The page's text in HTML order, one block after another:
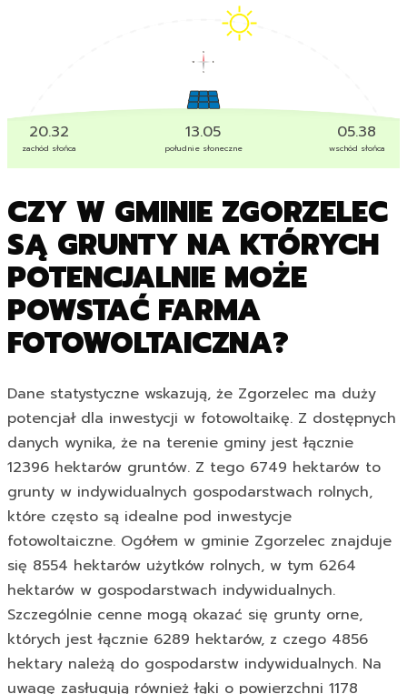
20.32
zachód słońca
13.05
południe słoneczne
05.38
wschód słońca
CZY W GMINIE ZGORZELEC
SĄ GRUNTY NA KTÓRYCH
POTENCJALNIE MOŻE
POWSTAĆ FARMA
FOTOWOLTAICZNA?
Dane statystyczne wskazują, że Zgorzelec ma duży
potencjał dla inwestycji w fotowoltaikę. Z dostępnych
danych wynika, że na terenie gminy jest łącznie
12396 hektarów gruntów. Z tego 6749 hektarów to
grunty w indywidualnych gospodarstwach rolnych,
które często są idealne pod inwestycje
fotowoltaiczne. Ogółem w gminie Zgorzelec znajduje
się 8554 hektarów użytków rolnych, w tym 6264
hektarów w gospodarstwach indywidualnych.
Szczególnie cenne mogą okazać się grunty orne,
których jest łącznie 6289 hektarów, z czego 4856
hektary należą do gospodarstw indywidualnych. Na
uwagę zasługują również łąki o powierzchni 1178